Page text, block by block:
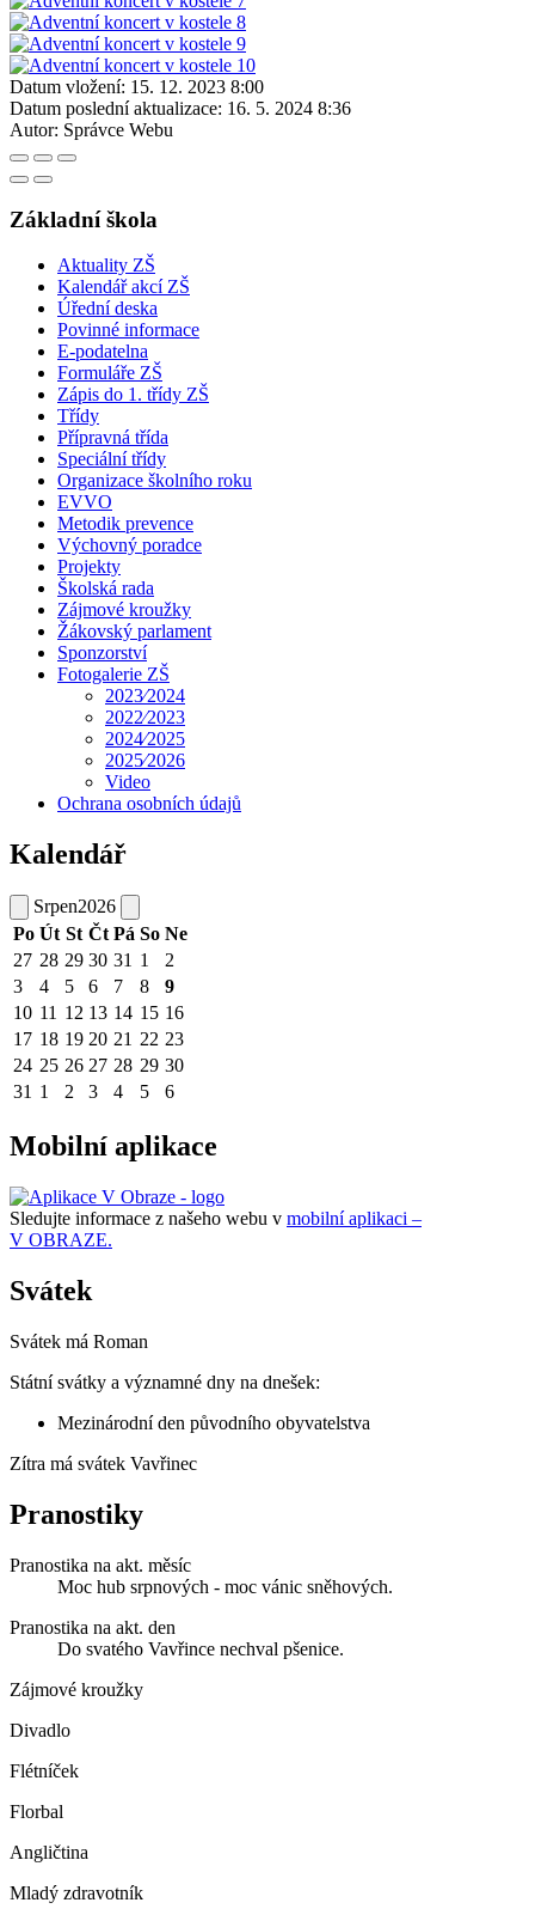
Datum vložení: 15. 12. 2023 8:00
Datum poslední aktualizace: 16. 5. 2024 8:36
Autor: Správce Webu
Základní škola
Aktuality ZŠ
Kalendář akcí ZŠ
Úřední deska
Povinné informace
E-podatelna
Formuláře ZŠ
Zápis do 1. třídy ZŠ
Třídy
Přípravná třída
Speciální třídy
Organizace školního roku
EVVO
Metodik prevence
Výchovný poradce
Projekty
Školská rada
Zájmové kroužky
Žákovský parlament
Sponzorství
Fotogalerie ZŠ
2023⁄2024
2022⁄2023
2024⁄2025
2025⁄2026
Video
Ochrana osobních údajů
Kalendář
Srpen2026
Po Út St Čt Pá So Ne
27 28 29 30 31 1
2
3
4 5 6 7 8
9
10 11 12 13 14 15 16
17 18 19 20 21 22 23
24 25 26 27 28 29 30
31 1 2 3 4 5 6
Mobilní aplikace
Sledujte informace z našeho webu v mobilní aplikaci –
V OBRAZE.
Svátek
Svátek má Roman
Státní svátky a významné dny na dnešek:
Mezinárodní den původního obyvatelstva
Zítra má svátek Vavřinec
Pranostiky
Pranostika na akt. měsíc
Moc hub srpnových - moc vánic sněhových.
Pranostika na akt. den
Do svatého Vavřince nechval pšenice.
Zájmové kroužky
Divadlo
Flétníček
Florbal
Angličtina
Mladý zdravotník